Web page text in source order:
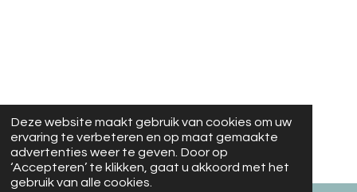
Deze website maakt gebruik van cookies om uw
ervaring te verbeteren en op maat gemaakte
advertenties weer te geven. Door op
‘Accepteren’ te klikken, gaat u akkoord met het
gebruik van alle cookies.